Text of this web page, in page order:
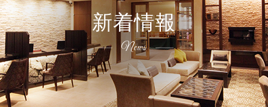
新着情報
News
宿泊日
日付未
泊数
部屋
数
室
大人
名
検索す
る